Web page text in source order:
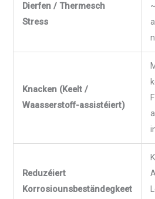
Dierfen / Thermesch
Stress
Knacken (Keelt /
Waasserstoff-assistéiert)
Reduzéiert
Korrosiounsbeständegkeet